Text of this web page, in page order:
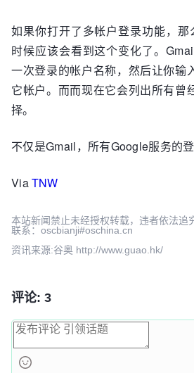
如果你打开了多帐户登录功能，
时候应该会看到这个变化了。
一次登录的帐户名称，然后让你输
它帐户。而而现在它会列出所有曾
择。
不仅是Gmail，所有Google服务的登
ViaTNW
本站新闻禁止未经授权转载，违者依法追
联系：oscbianji#oschina.cn
资讯来源:谷奥 http://www.guao.hk/
评论: 3